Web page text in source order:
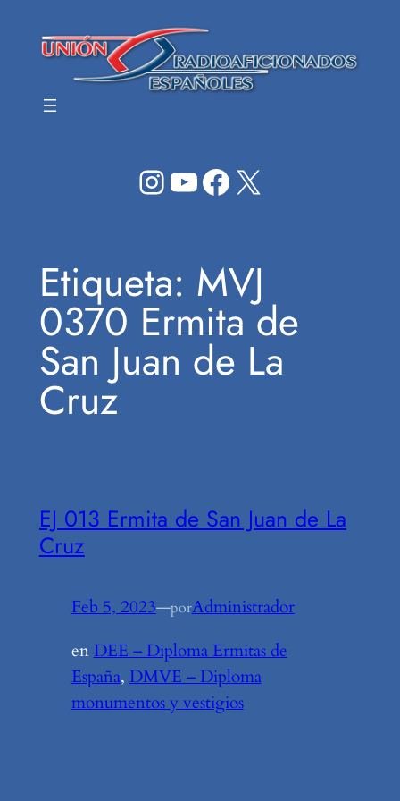
Instagram
YouTube
Facebook
X
Etiqueta: MVJ
0370 Ermita de
San Juan de La
Cruz
EJ 013 Ermita de San Juan de La
Cruz
Feb 5, 2023—porAdministrador
en DEE – Diploma Ermitas de
España, DMVE – Diploma
monumentos y vestigios